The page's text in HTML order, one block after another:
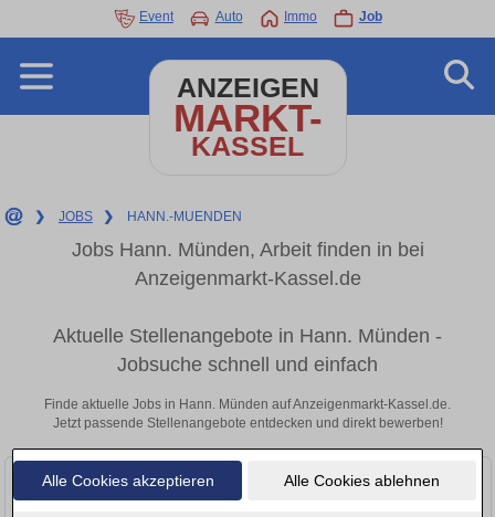
Alle Cookies akzeptieren Alle Cookies ablehnen
Event Auto Immo Job
ANZEIGEN
MARKT-
KASSEL
❯ JOBS ❯ HANN.-MUENDEN
Jobs Hann. Münden, Arbeit finden in bei
Anzeigenmarkt-Kassel.de
Aktuelle Stellenangebote in Hann. Münden -
Jobsuche schnell und einfach
Finde aktuelle Jobs in Hann. Münden auf Anzeigenmarkt-Kassel.de.
Jetzt passende Stellenangebote entdecken und direkt bewerben!